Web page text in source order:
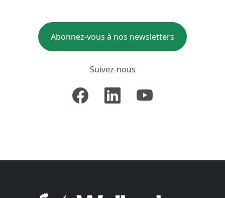
Abonnez-vous à nos newsletters
Suivez-nous